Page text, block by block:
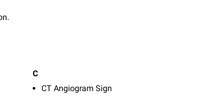
C
CT Angiogram Sign